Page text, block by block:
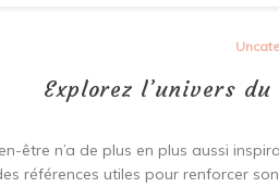
Explorez l’univers
être n’a de plus en plus aussi
références utiles pour renforcer